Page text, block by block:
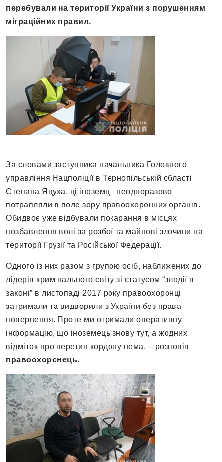
перебували на території України з порушенням
міграційних правил.
За словами заступника начальника Головного
управління Нацполіції в Тернопільській області
Степана Яцуха, ці іноземці неодноразово
потрапляли в поле зору правоохоронних органів.
Обидвоє уже відбували покарання в місцях
позбавлення волі за розбої та майнові злочини на
території Грузії та Російської Федерації.
Одного із них разом з групою осіб, наближених до
лідерів кримінального світу зі статусом “злодії в
законі” в листопаді 2017 року правоохоронці
затримали та видворили з України без права
повернення. Проте ми отримали оперативну
інформацію, що іноземець знову тут, а жодних
відміток про перетин кордону нема, – розповів
правоохоронець.